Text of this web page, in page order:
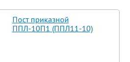
Пост приказной
ППЛ-10П1 (ППЛ11-10)